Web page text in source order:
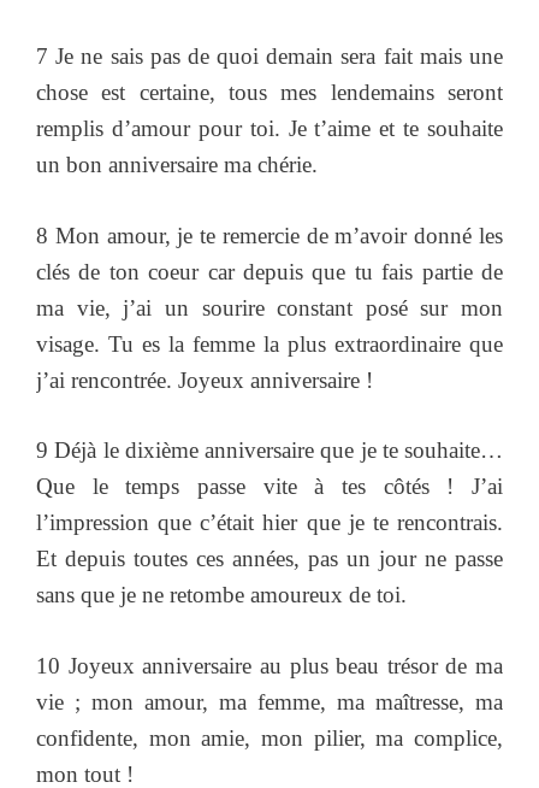
7 Je ne sais pas de quoi demain sera fait mais une
chose est certaine, tous mes lendemains seront
remplis d’amour pour toi. Je t’aime et te souhaite
un bon anniversaire ma chérie.
8 Mon amour, je te remercie de m’avoir donné les
clés de ton coeur car depuis que tu fais partie de
ma vie, j’ai un sourire constant posé sur mon
visage. Tu es la femme la plus extraordinaire que
j’ai rencontrée. Joyeux anniversaire !
9 Déjà le dixième anniversaire que je te souhaite…
Que le temps passe vite à tes côtés ! J’ai
l’impression que c’était hier que je te rencontrais.
Et depuis toutes ces années, pas un jour ne passe
sans que je ne retombe amoureux de toi.
10 Joyeux anniversaire au plus beau trésor de ma
vie ; mon amour, ma femme, ma maîtresse, ma
confidente, mon amie, mon pilier, ma complice,
mon tout !